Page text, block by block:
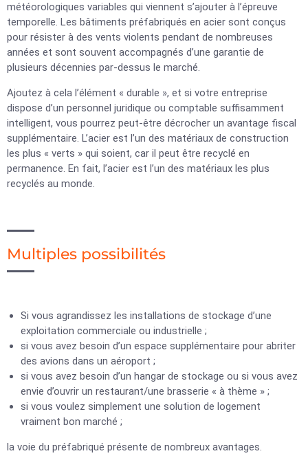
météorologiques variables qui viennent s’ajouter à l’épreuve
temporelle. Les bâtiments préfabriqués en acier sont conçus
pour résister à des vents violents pendant de nombreuses
années et sont souvent accompagnés d’une garantie de
plusieurs décennies par-dessus le marché.
Ajoutez à cela l’élément « durable », et si votre entreprise
dispose d’un personnel juridique ou comptable suffisamment
intelligent, vous pourrez peut-être décrocher un avantage fiscal
supplémentaire. L’acier est l’un des matériaux de construction
les plus « verts » qui soient, car il peut être recyclé en
permanence. En fait, l’acier est l’un des matériaux les plus
recyclés au monde.
Multiples possibilités
Si vous agrandissez les installations de stockage d’une
exploitation commerciale ou industrielle ;
si vous avez besoin d’un espace supplémentaire pour abriter
des avions dans un aéroport ;
si vous avez besoin d’un hangar de stockage ou si vous avez
envie d’ouvrir un restaurant/une brasserie « à thème » ;
si vous voulez simplement une solution de logement
vraiment bon marché ;
la voie du préfabriqué présente de nombreux avantages.